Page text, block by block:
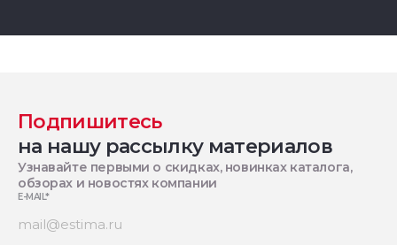
Подпишитесь
на нашу рассылку материалов
Узнавайте первыми о скидках, новинках каталога,
обзорах и новостях компании
E-MAIL*